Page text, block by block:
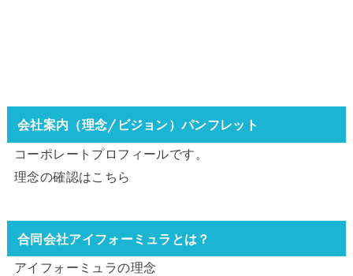
会社案内（理念/ビジョン）パンフレット
コーポレートプロフィールです。
理念の確認はこちら
合同会社アイフォーミュラとは？
アイフォーミュラの理念